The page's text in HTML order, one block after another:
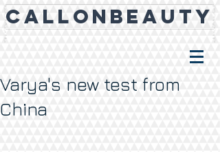
CALLONBEAUTY
Varya's new test from
China